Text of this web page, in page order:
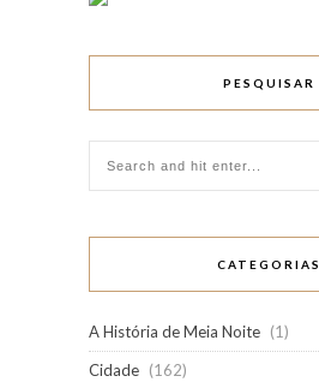
PESQUISAR
CATEGORIAS
A História de Meia Noite (1)
Cidade (162)